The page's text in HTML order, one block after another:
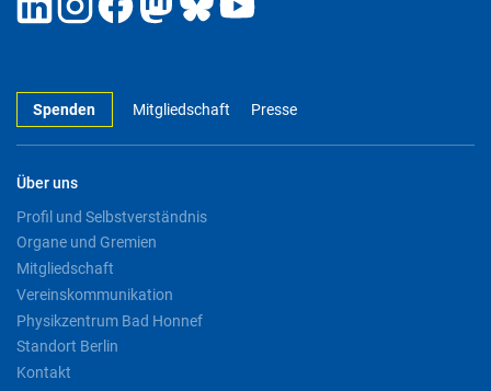
Spenden Mitgliedschaft Presse
Über uns
Profil und Selbstverständnis
Organe und Gremien
Mitgliedschaft
Vereinskommunikation
Physikzentrum Bad Honnef
Standort Berlin
Kontakt